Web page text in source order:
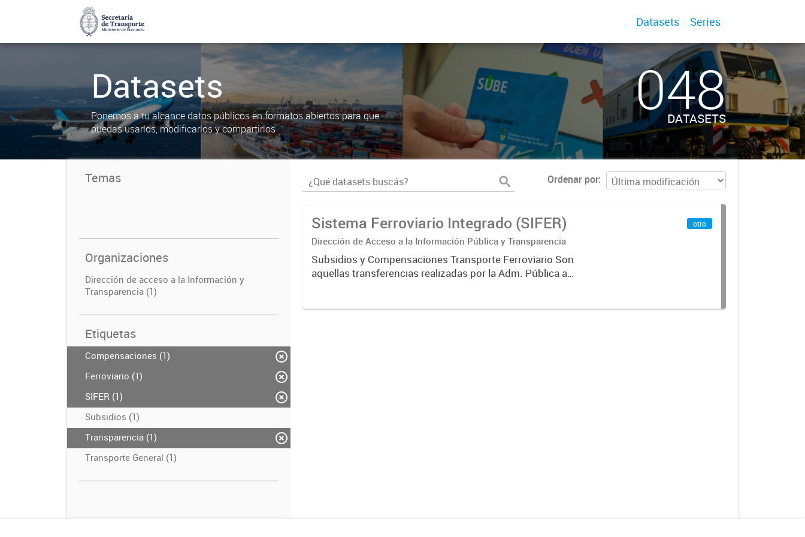
Datasets Series
Datasets
Ponemos a tu alcance datos públicos en formatos abiertos para que
puedas usarlos, modificarlos y compartirlos
048
DATASETS
Temas
Organizaciones
Dirección de acceso a la Información y
Transparencia (1)
Etiquetas
Compensaciones (1)
Ferroviario (1)
SIFER (1)
Subsidios (1)
Transparencia (1)
Transporte General (1)
Ordenar por
Sistema Ferroviario Integrado (SIFER)
Dirección de Acceso a la Información Pública y Transparencia
Subsidios y Compensaciones Transporte Ferroviario Son
aquellas transferencias realizadas por la Adm. Pública a
otro